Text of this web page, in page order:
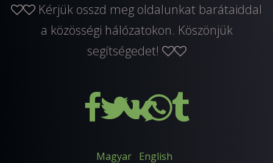
Kérjük osszd meg oldalunkat barátaiddal
a közösségi hálózatokon. Köszönjük
segítségedet!
Magyar English